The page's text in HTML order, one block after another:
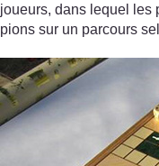
joueurs, dans lequel les
pions sur un parcours